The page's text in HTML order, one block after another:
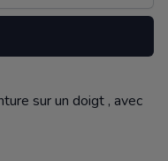
sur un doigt , avec